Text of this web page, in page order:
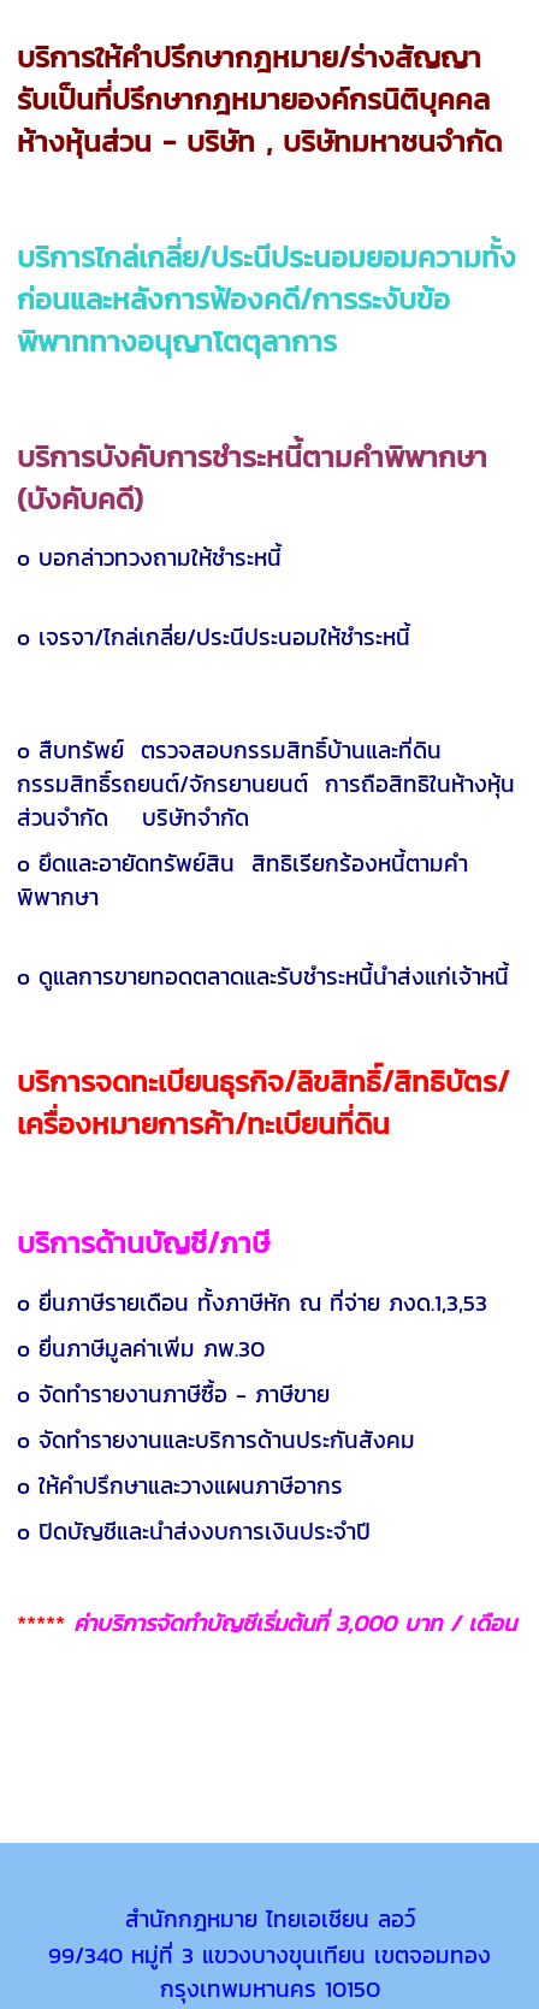
บริการให้คำปรึกษากฎหมาย/ร่างสัญญา
รับเป็นที่ปรึกษากฎหมายองค์กรนิติบุคคล
ห้างหุ้นส่วน - บริษัท , บริษัทมหาชนจำกัด
บริการไกล่เกลี่ย/ประนีประนอมยอมความทั้ง
ก่อนและหลังการฟ้องคดี/การระงับข้อ
พิพาททางอนุญาโตตุลาการ
บริการบังคับการชำระหนี้ตามคำพิพากษา
(บังคับคดี)
o บอกล่าวทวงถามให้ชำระหนี้
o เจรจา/ไกล่เกลี่ย/ประนีประนอมให้ชำระหนี้
o สืบทรัพย์ ตรวจสอบกรรมสิทธิ์บ้านและที่ดิน
กรรมสิทธิ์รถยนต์/จักรยานยนต์ การถือสิทธิในห้างหุ้น
ส่วนจำกัด บริษัทจำกัด
o ยึดและอายัดทรัพย์สิน สิทธิเรียกร้องหนี้ตามคำ
พิพากษา
o ดูแลการขายทอดตลาดและรับชำระหนี้นำส่งแก่เจ้าหนี้
บริการจดทะเบียนธุรกิจ/ลิขสิทธิ์/สิทธิบัตร/
เครื่องหมายการค้า/ทะเบียนที่ดิน
บริการด้านบัญชี/ภาษี
o ยื่นภาษีรายเดือน ทั้งภาษีหัก ณ ที่จ่าย ภงด.1,3,53
o ยื่นภาษีมูลค่าเพิ่ม ภพ.30
o จัดทำรายงานภาษีซื้อ - ภาษีขาย
o จัดทำรายงานและบริการด้านประกันสังคม
o ให้คำปรึกษาและวางแผนภาษีอากร
o ปิดบัญชีและนำส่งงบการเงินประจำปี
***** ค่าบริการจัดทำบัญชีเริ่มต้นที่ 3,000 บาท / เดือน
สำนักกฎหมาย ไทยเอเชียน ลอว์
99/340 หมู่ที่ 3 แขวงบางขุนเทียน เขตจอมทอง
กรุงเทพมหานคร 10150